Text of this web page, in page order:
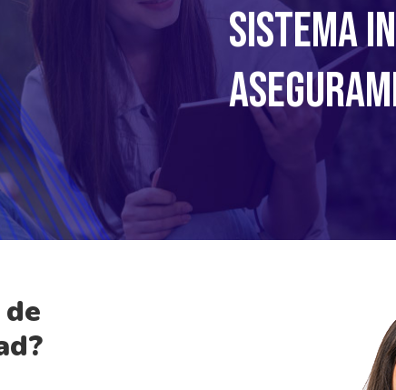
Sistema